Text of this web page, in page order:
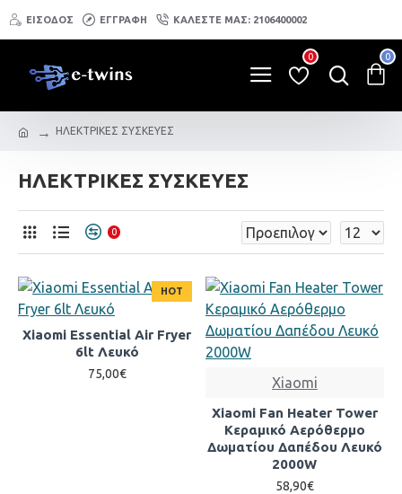
ΕΙΣΟΔΟΣ ΕΓΓΡΑΦΗ ΚΑΛΕΣΤΕ ΜΑΣ: 2106400002
0 0
ΗΛΕΚΤΡΙΚΕΣ ΣΥΣΚΕΥΕΣ
ΗΛΕΚΤΡΙΚΕΣ ΣΥΣΚΕΥΕΣ
0
HOT
Xiaomi Essential Air Fryer
6lt Λευκό
75,00€
Xiaomi
Xiaomi Fan Heater Tower
Κεραμικό Αερόθερμο
Δωματίου Δαπέδου Λευκό
2000W
58,90€